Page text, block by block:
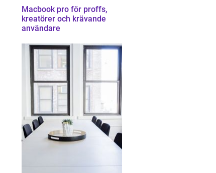
Macbook pro för proffs,
kreatörer och krävande
användare